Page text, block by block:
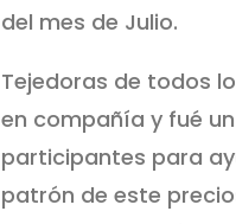
del mes de Julio.
Tejedoras de todos
en compañía y fué
participantes para
patrón de este